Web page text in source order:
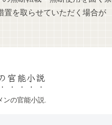
置を取らせていただく場合が
官能小説
ンの官能小説.